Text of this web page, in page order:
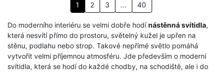
1 2 3 ... 40
Do moderního interiéru se velmi dobře hodínástěnná svítidla,
která nesvítí přímo do prostoru, světelný kužel je upřen na
stěnu, podlahu nebo strop. Takové nepřímé světlo pomáhá
vytvořit velmi příjemnou atmosféru. Jde především o moderní
svítidla, která se hodí do každé chodby, na schodiště, ale i do